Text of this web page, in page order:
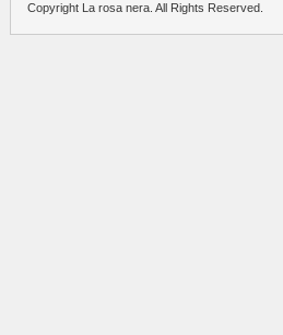
Copyright La rosa nera. All Rights Reserved.